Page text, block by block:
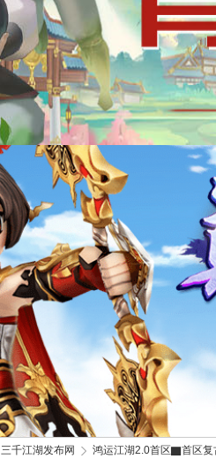
三千江湖发布网 鸿运江湖2.0首区▇首区